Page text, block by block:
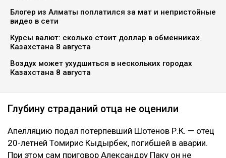
Блогер из Алматы поплатился за мат и непристойные
видео в сети
Курсы валют: сколько стоит доллар в обменниках
Казахстана 8 августа
Воздух может ухудшиться в нескольких городах
Казахстана 8 августа
Глубину страданий отца не оценили
Апелляцию подал потерпевший Шотенов Р.К. — отец
20-летней Томирис Кыдырбек, погибшей в аварии.
При этом сам приговор Александру Паку он не